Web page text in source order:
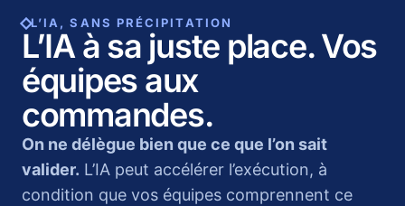
L’IA, SANS PRÉCIPITATION
L’IA à sa juste place. Vos
équipes aux
commandes.
On ne délègue bien que ce que l’on sait
valider. L’IA peut accélérer l’exécution, à
condition que vos équipes comprennent ce